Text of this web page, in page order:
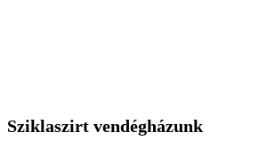
Sziklaszirt vendégházunk